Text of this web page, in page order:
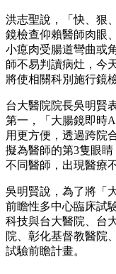
洪志聖說，「快、狠
鏡檢查仰賴醫師肉眼
小瘜肉受腸道彎曲或
師不易判讀病灶，今
將使相關科別施行鏡
台大醫院院長吳明賢
第一，「大腸鏡即時
用更方便，透過跨院
擬為醫師的第3隻眼
不同醫師，出現醫療
吳明賢說，為了將「
前瞻性多中心臨床試
科技與台大醫院、台
院、彰化基督教醫院
試驗前瞻計畫。